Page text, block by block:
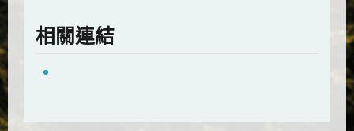
相關連結